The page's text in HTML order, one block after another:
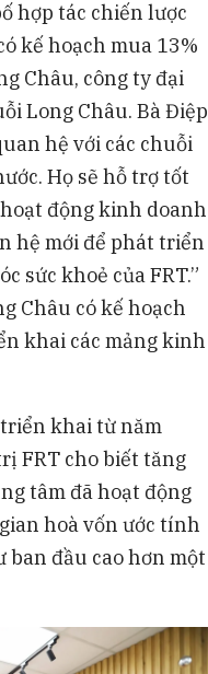
hợp tác chiến lược
kế hoạch mua 13%
Châu, công ty đại
Long Châu. Bà Điệp
hệ với các chuỗi
Họ sẽ hỗ trợ tốt
động kinh doanh
hệ mới để phát triển
sức khoẻ của FRT.”
Châu có kế hoạch
khai các mảng kinh
khai từ năm
FRT cho biết tăng
tâm đã hoạt động
hoà vốn ước tính
đầu cao hơn một